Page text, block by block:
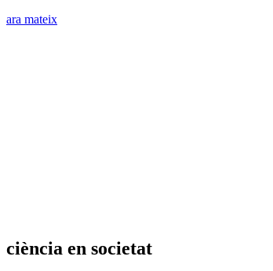
ara mateix
ciència en societat